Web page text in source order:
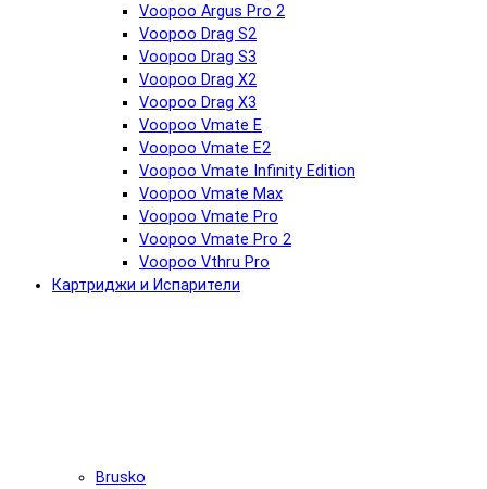
Voopoo Argus Pro 2
Voopoo Drag S2
Voopoo Drag S3
Voopoo Drag X2
Voopoo Drag X3
Voopoo Vmate E
Voopoo Vmate E2
Voopoo Vmate Infinity Edition
Voopoo Vmate Max
Voopoo Vmate Pro
Voopoo Vmate Pro 2
Voopoo Vthru Pro
Картриджи и Испарители
Brusko